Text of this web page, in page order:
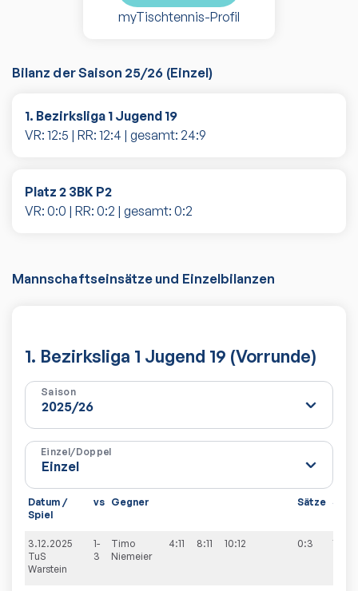
myTischtennis-Profil
Bilanz der Saison 25/26 (Einzel)
1. Bezirksliga 1 Jugend 19
VR: 12:5 | RR: 12:4 | gesamt: 24:9
Platz 2 3BK P2
VR: 0:0 | RR: 0:2 | gesamt: 0:2
Mannschaftseinsätze und Einzelbilanzen
1. Bezirksliga 1 Jugend 19 (Vorrunde)
Saison
Einzel/Doppel
Datum /
Spiel
vs Gegner Sätze
3.12.2025
TuS
Warstein
1-
3
Timo
Niemeier
4:11 8:11 10:12 0:3 7:3